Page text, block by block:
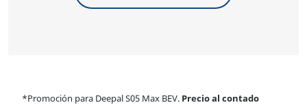
*Promoción para Deepal S05 Max BEV. Precio al contado